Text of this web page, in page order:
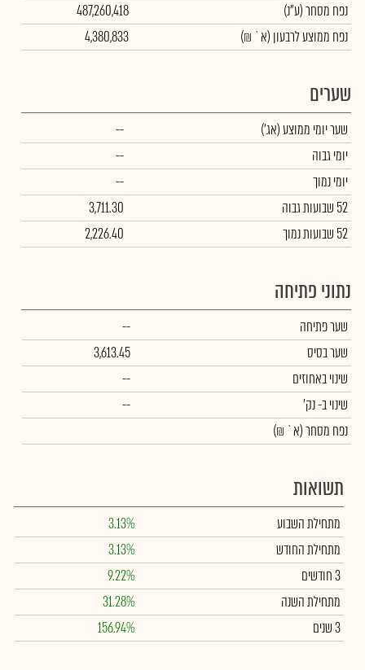
נפח מסחר(ע"נ)
487,260,418
נפח ממוצע לרבעון (א` ₪)
4,380,833
שערים
שער יומי ממוצע(אג')
--
יומי גבוה
--
יומי נמוך
--
52 שבועות גבוה
3,711.30
52 שבועות נמוך
2,226.40
נתוני פתיחה
שער פתיחה
--
שער בסיס
3,613.45
שינוי באחוזים
--
שינויב- נק'
--
נפח מסחר(א` ₪)
תשואות
מתחילת השבוע
3.13%
מתחילת החודש
3.13%
3 חודשים
9.22%
מתחילת השנה
31.28%
3 שנים
156.94%